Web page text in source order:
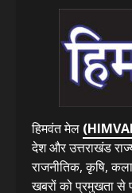
हिमवंत मेल
देश और उत्तराखंड
राजनीतिक, कृषि,
खबरों को प्रमुखता से